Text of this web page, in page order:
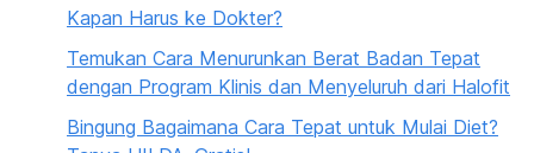
Kapan Harus ke Dokter?
Temukan Cara Menurunkan Berat Badan Tepat
dengan Program Klinis dan Menyeluruh dari Halofit
Bingung Bagaimana Cara Tepat untuk Mulai Diet?